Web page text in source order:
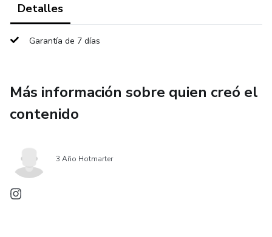
Detalles
Garantía de 7 días
Más información sobre quien creó el
contenido
3 Año Hotmarter